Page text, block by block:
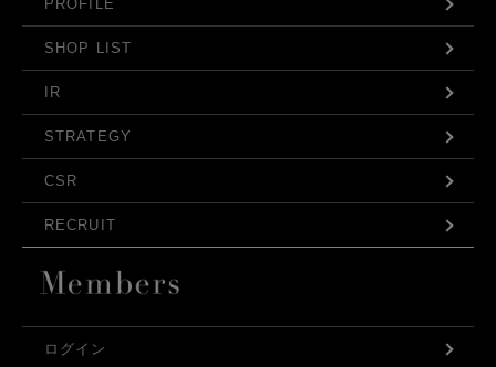
PROFILE
SHOP LIST
IR
STRATEGY
CSR
RECRUIT
ログイン